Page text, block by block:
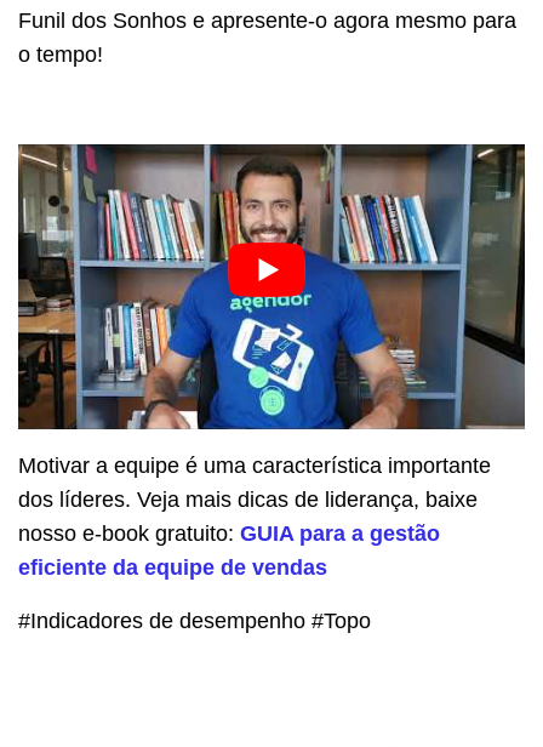
Funil dos Sonhos e apresente-o agora mesmo para
o tempo!
Motivar a equipe é uma característica importante
dos líderes. Veja mais dicas de liderança, baixe
nosso e-book gratuito: GUIA para a gestão
eficiente da equipe de vendas
#Indicadores de desempenho #Topo